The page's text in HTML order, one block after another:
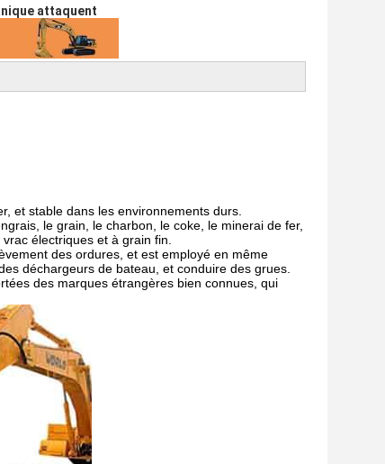
attaquent
et stable dans les environnements durs.
le grain, le charbon, le coke, le minerai de fer,
électriques et à grain fin.
des ordures, et est employé en même
déchargeurs de bateau, et conduire des grues.
des marques étrangères bien connues, qui